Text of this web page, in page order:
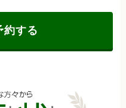
約する